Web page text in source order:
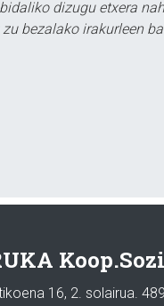
dizugu etxera
bezalako irakurleen
16, 2. solairua.